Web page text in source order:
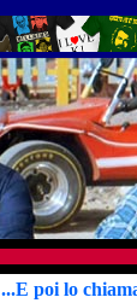
...E poi lo